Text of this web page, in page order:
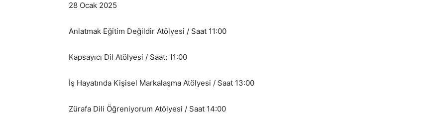
28 Ocak 2025
Anlatmak Eğitim Değildir Atölyesi / Saat 11:00
Kapsayıcı Dil Atölyesi / Saat: 11:00
İş Hayatında Kişisel Markalaşma Atölyesi / Saat 13:00
Zürafa Dili Öğreniyorum Atölyesi / Saat 14:00